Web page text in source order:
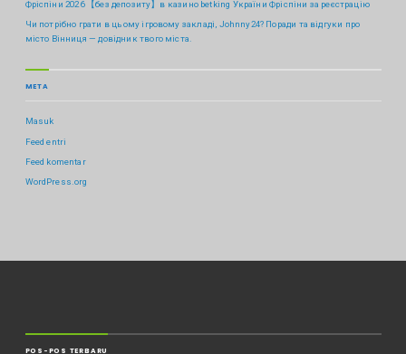
Фріспіни 2026 【без депозиту】в казино betking України ️Фріспіни за реєстрацію
Чи потрібно грати в цьому ігровому закладі, Johnny24? Поради та відгуки про
місто Вінниця — довідник твого міста.
META
Masuk
Feed entri
Feed komentar
WordPress.org
POS-POS TERBARU